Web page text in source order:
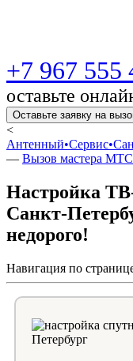
+7 967 555
оставьте
Оставьте заявку на
<
— Вызов мастера МТС
Настройка
Санкт-
недорого!
Навигация по